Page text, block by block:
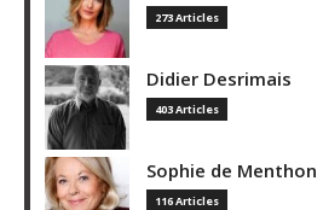
273 Articles
Didier Desrimais
403 Articles
Sophie de Menthon
116 Articles